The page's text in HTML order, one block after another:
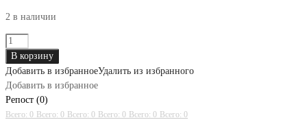
2 в наличии
Количество
товара
Шестерня
70-
1701082
(Аналог)
В корзину
Добавить в избранноеУдалить из избранного
Добавить в избранное
Репост (0)
Всего: 0 Всего: 0 Всего: 0 Всего: 0 Всего: 0 Всего: 0